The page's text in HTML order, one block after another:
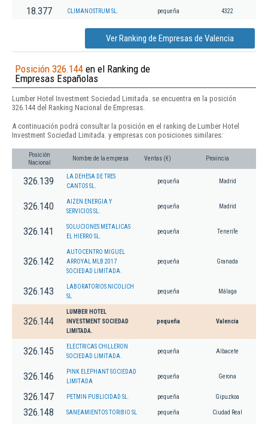
18.377 CLIMANOSTRUM SL. pequeña 4322
Ver Ranking de Empresas de Valencia
Posición 326.144 en el Ranking de
Empresas Españolas
Lumber Hotel Investment Sociedad Limitada. se encuentra en la posición
326.144 del Ranking Nacional de Empresas.
A continuación podrá consultar la posición en el ranking de Lumber Hotel
Investment Sociedad Limitada. y empresas con posiciones similares:
Posición
Nacional
Nombre de la empresa Ventas (€) Provincia
326.139
LA DEHESA DE TRES
CANTOS SL.
pequeña Madrid
326.140
AIZEN ENERGIA Y
SERVICIOS SL.
pequeña Madrid
326.141
SOLUCIONES METALICAS
EL HIERRO SL.
pequeña Tenerife
326.142
AUTOCENTRO MIGUEL
ARROYAL MLB 2017
SOCIEDAD LIMITADA.
pequeña Granada
326.143
LABORATORIOS NICOLICH
SL
pequeña Málaga
326.144
LUMBER HOTEL
INVESTMENT SOCIEDAD
LIMITADA.
pequeña Valencia
326.145
ELECTRICAS CHILLERON
SOCIEDAD LIMITADA.
pequeña Albacete
326.146
PINK ELEPHANT SOCIEDAD
LIMITADA
pequeña Gerona
326.147 PETMIN PUBLICIDAD SL. pequeña Gipuzkoa
326.148 SANEAMIENTOS TORIBIO SL pequeña Ciudad Real